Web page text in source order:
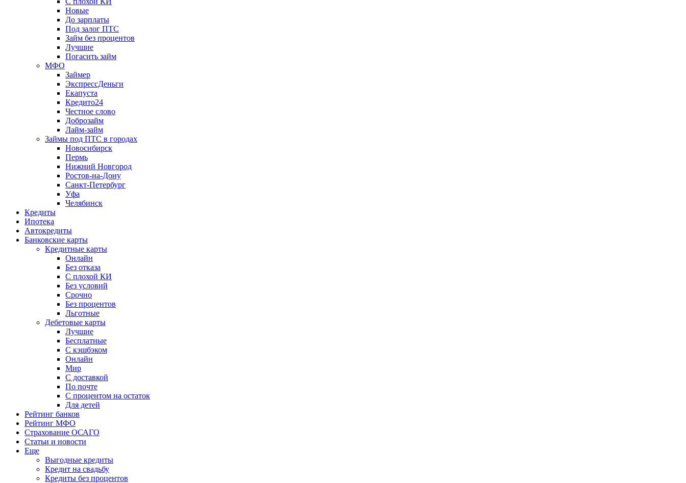
Новые
До зарплаты
Под залог ПТС
Займ без процентов
Лучшие
Погасить займ
МФО
Займер
ЭкспрессДеньги
Екапуста
Кредито24
Честное слово
Доброзайм
Лайм-займ
Займы под ПТС в городах
Новосибирск
Пермь
Нижний Новгород
Ростов-на-Дону
Санкт-Петербург
Уфа
Челябинск
Кредиты
Ипотека
Автокредиты
Банковские карты
Кредитные карты
Онлайн
Без отказа
С плохой КИ
Без условий
Срочно
Без процентов
Льготные
Дебетовые карты
Лучшие
Бесплатные
С кэшбэком
Онлайн
Мир
С доставкой
По почте
С процентом на остаток
Для детей
Рейтинг банков
Рейтинг МФО
Страхование ОСАГО
Статьи и новости
Еще
Выгодные кредиты
Кредит на свадьбу
Кредиты без процентов